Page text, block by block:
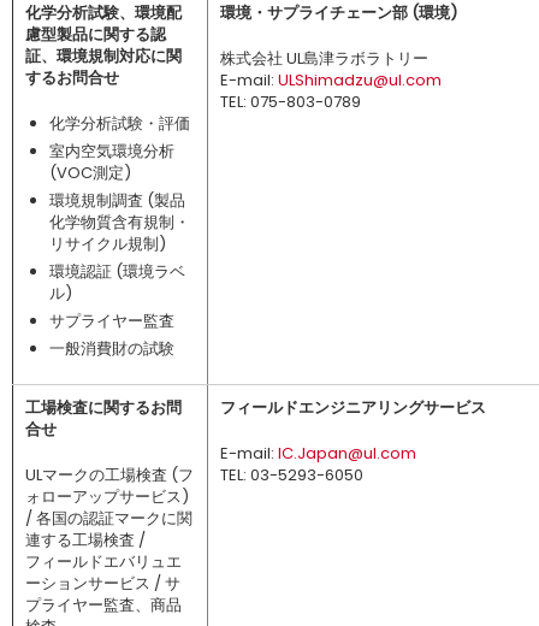
化学分析試験、環境配
慮型製品に関する認
証、環境規制対応に関
するお問合せ
化学分析試験・評価
室内空気環境分析
(VOC測定)
環境規制調査 (製品
化学物質含有規制・
リサイクル規制)
環境認証 (環境ラベ
ル)
サプライヤー監査
一般消費財の試験
環境・サプライチェーン部 (環境)
株式会社 UL島津ラボラトリー
E-mail: ULShimadzu@ul.com
TEL: 075-803-0789
工場検査に関するお問
合せ
ULマークの工場検査 (フ
ォローアップサービス)
/ 各国の認証マークに関
連する工場検査 /
フィールドエバリュエ
ーションサービス / サ
プライヤー監査、商品
フィールドエンジニアリングサービス
E-mail: IC.Japan@ul.com
TEL: 03-5293-6050